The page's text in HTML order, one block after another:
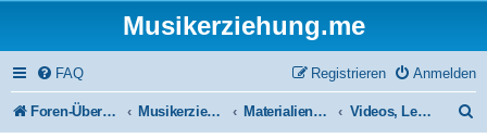
Musikerziehung.me
FAQ Anmelden
Registrieren
Foren-Übersicht Musikerziehung Materialien für den Musikunterricht Videos, Lehrfilme